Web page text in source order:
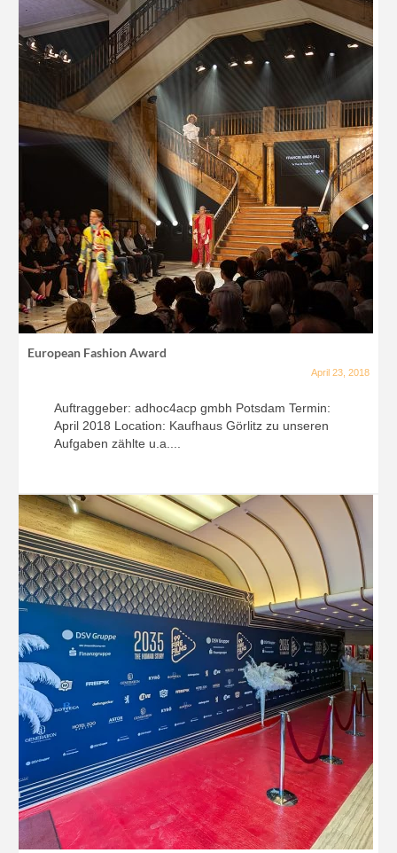
European Fashion Award
April 23, 2018
Auftraggeber: adhoc4acp gmbh Potsdam Termin:
April 2018 Location: Kaufhaus Görlitz zu unseren
Aufgaben zählte u.a....